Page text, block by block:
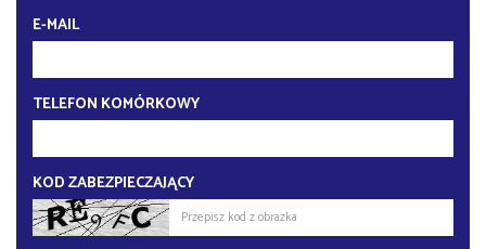
E-MAIL
TELEFON KOMÓRKOWY
KOD ZABEZPIECZAJĄCY